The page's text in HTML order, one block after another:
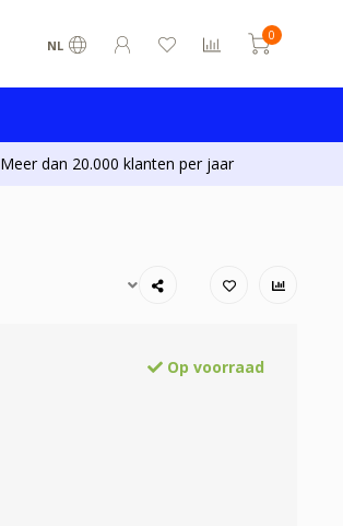
NL
0
Meer dan 20.000 klanten per jaar
Op voorraad